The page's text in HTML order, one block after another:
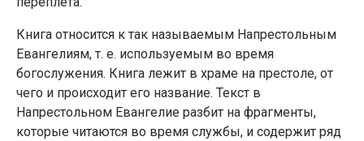
Книга относится к так называемым Напрестольным
Евангелиям, т. е. используемым во время
богослужения. Книга лежит в храме на престоле, от
чего и происходит его название. Текст в
Напрестольном Евангелие разбит на фрагменты,
которые читаются во время службы, и содержит ряд